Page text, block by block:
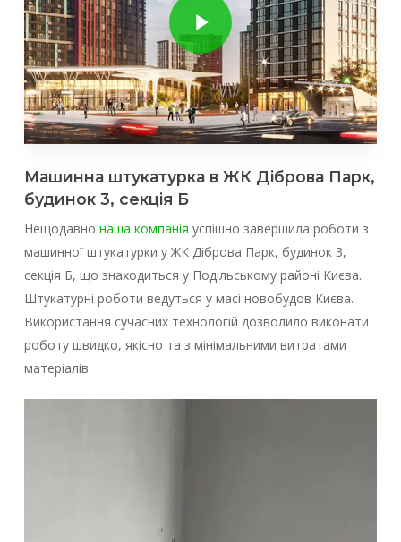
Машинна штукатурка в ЖК Діброва Парк,
будинок 3, секція Б
Нещодавно наша компанія успішно завершила роботи з
машинної штукатурки у ЖК Діброва Парк, будинок 3,
секція Б, що знаходиться у Подільському районі Києва.
Штукатурні роботи ведуться у масі новобудов Києва.
Використання сучасних технологій дозволило виконати
роботу швидко, якісно та з мінімальними витратами
матеріалів.